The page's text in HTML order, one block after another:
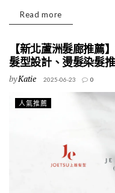
Read more
【新北蘆洲髮廊推薦
髮型設計、燙髮染髮
byKatie 2025-06-23 0
人氣推薦